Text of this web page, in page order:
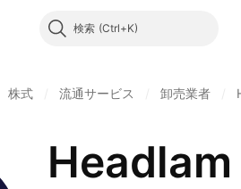
検索
株式 流通サービス 卸売業者